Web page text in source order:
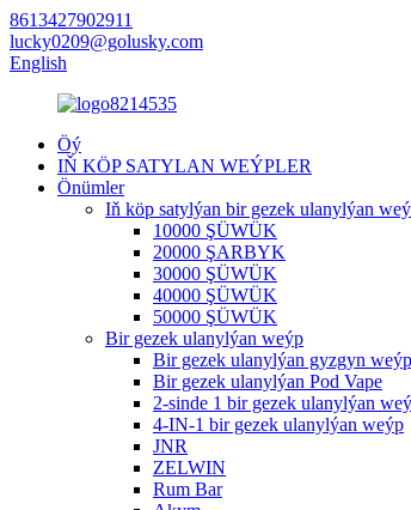
8613427902911
lucky0209@golusky.com
English
Öý
IŇ KÖP SATYLAN WEÝPLER
Önümler
Iň köp satylýan bir gezek ulanylýan
10000 ŞÜWÜK
20000 ŞARBYK
30000 ŞÜWÜK
40000 ŞÜWÜK
50000 ŞÜWÜK
Bir gezek ulanylýan weýp
Bir gezek ulanylýan gyzgyn weýp
Bir gezek ulanylýan Pod Vape
2-sinde 1 bir gezek ulanylýan
4-IN-1 bir gezek ulanylýan weýp
JNR
ZELWIN
Rum Bar